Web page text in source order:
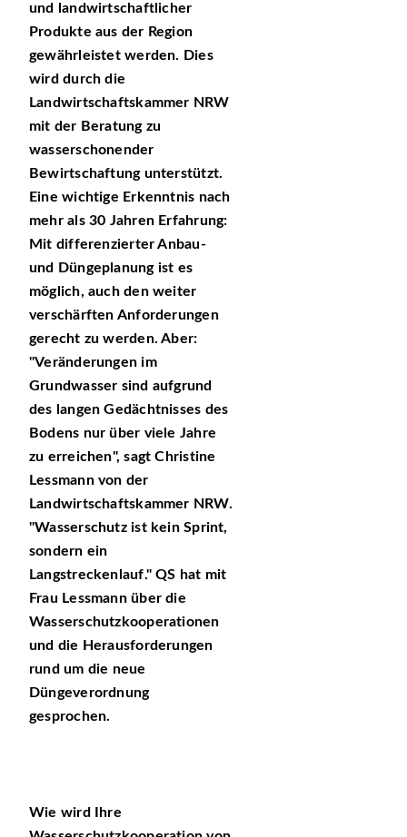
und landwirtschaftlicher
Produkte aus der Region
gewährleistet werden. Dies
wird durch die
Landwirtschaftskammer NRW
mit der Beratung zu
wasserschonender
Bewirtschaftung unterstützt.
Eine wichtige Erkenntnis nach
mehr als 30 Jahren Erfahrung:
Mit differenzierter Anbau-
und Düngeplanung ist es
möglich, auch den weiter
verschärften Anforderungen
gerecht zu werden. Aber:
Veränderungen im
Grundwasser sind aufgrund
des langen Gedächtnisses des
Bodens nur über viele Jahre
zu erreichen , sagt Christine
Lessmann von der
Landwirtschaftskammer NRW.
Wasserschutz ist kein Sprint,
sondern ein
Langstreckenlauf. QS hat mit
Frau Lessmann über die
Wasserschutzkooperationen
und die Herausforderungen
rund um die neue
Düngeverordnung
gesprochen.
Wie wird Ihre